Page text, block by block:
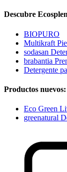
Descubre
BIOPURO
Multikraft
sodasan
brabantia
Detergente
Productos nuevos:
Eco Green
greenatural